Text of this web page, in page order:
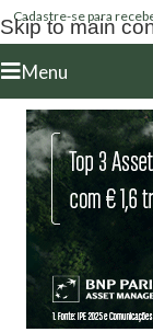
Skip to main
Cadastre-se para
Menu